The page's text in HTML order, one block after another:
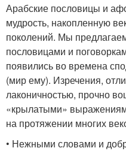
Арабские пословицы и
мудрость, накопленную
поколений. Мы
пословицами и
появились во времена
(мир ему). Изречения,
лаконичностью, прочно
«крылатыми»
на протяжении многих
• Нежными словами и